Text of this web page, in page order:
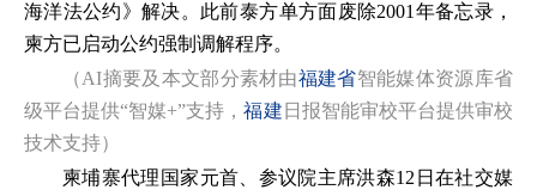
海洋法公约》解决。此前泰方单方面废除2001年备忘录，
柬方已启动公约强制调解程序。
（AI摘要及本文部分素材由福建省智能媒体资源库省
级平台提供“智媒+”支持，福建 日报智能审校平台提供审校
技术支持）
柬埔寨代理国家元首、参议院主席洪森12日在社交媒